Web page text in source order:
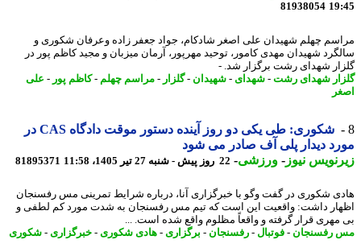
81938054
چهلم شهیدان علی اصغر شادکام، جواد جعفر زاده وعرفان شکوری و
شهیدان مهدی کامور، توحید مهرپور، آرمان میزبان و مجید کاظم پور در
شهدای رشت برگزار شد. -
شهدای رشت -شهدای- شهیدان- گلزار- مراسم چهلم-کاظم پور-علی
شکوری: طی یکی دو روز آینده دستور موقت دادگاه CAS در
دیدار پلی آف صادر می شود
نیوز-ورزشی-22 روز پیش - شنبه 27 تیر 1405، 11:58 81895371
شکوری در گفت وگو با خبرگزاری آنا، درباره شرایط تمرینی مس رفسنجان
داشت: واقعیت این است که تیم مس رفسنجان به شدت مورد کم لطفی و
قرار گرفته و واقعاً مظلوم واقع شده است. ...
رفسنجان-فوتبال-رفسنجان-برگزاری - هادی شکوری- خبرگزاری - شکوری